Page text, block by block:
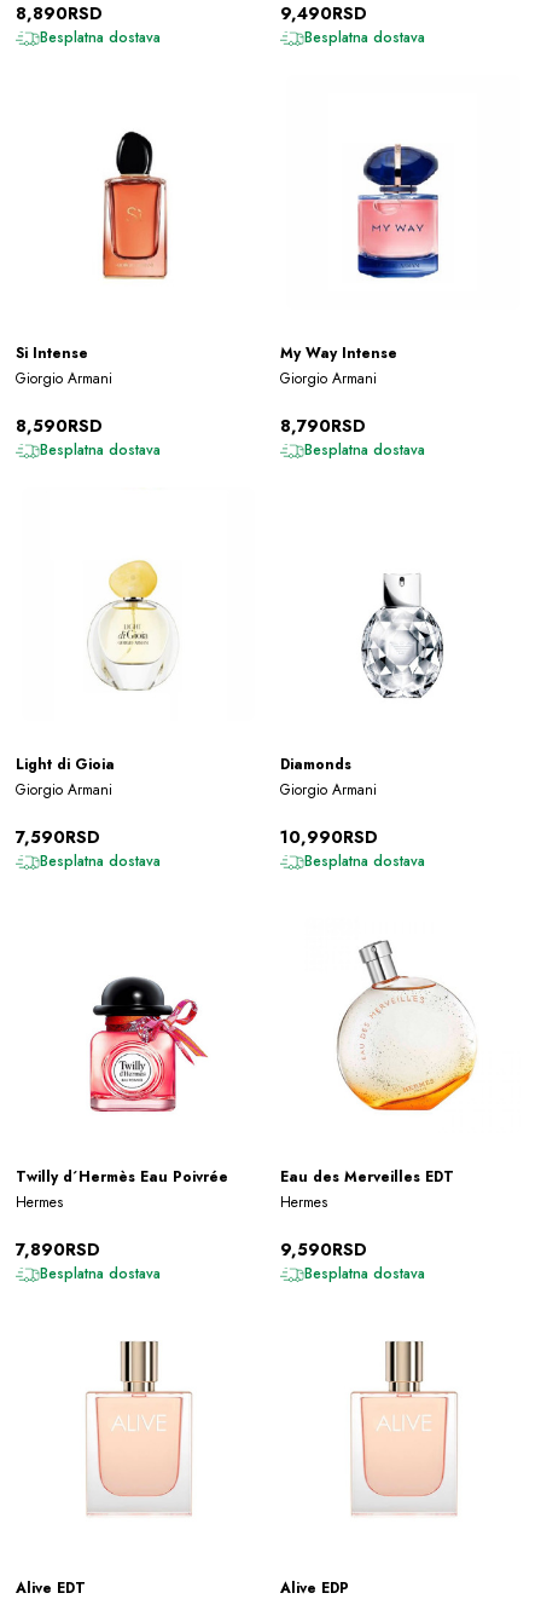
8,890RSD
Besplatna dostava
9,490RSD
Besplatna dostava
Si Intense
Giorgio Armani
8,590RSD
Besplatna dostava
My Way Intense
Giorgio Armani
8,790RSD
Besplatna dostava
Light di Gioia
Giorgio Armani
7,590RSD
Besplatna dostava
Diamonds
Giorgio Armani
10,990RSD
Besplatna dostava
Twilly d´Hermès Eau Poivrée
Hermes
7,890RSD
Besplatna dostava
Eau des Merveilles EDT
Hermes
9,590RSD
Besplatna dostava
Alive EDT Alive EDP